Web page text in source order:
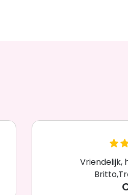
Vriendelijk,